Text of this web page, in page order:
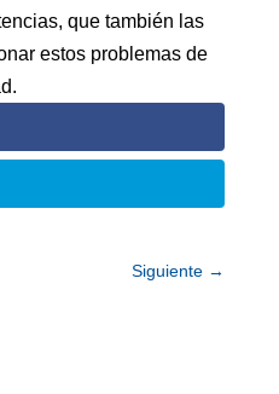
que también las
estos problemas de
Siguiente →